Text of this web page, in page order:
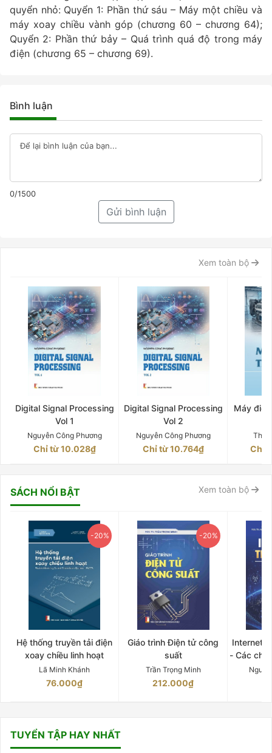
quyển nhỏ: Quyển 1: Phần thứ sáu – Máy một chiều và
máy xoay chiều vành góp (chương 60 – chương 64);
Quyển 2: Phần thứ bảy – Quá trình quá độ trong máy
điện (chương 65 – chương 69).
Bình luận
0/1500
Gửi bình luận
Xem toàn bộ
Digital Signal Processing
Vol 1
Nguyễn Công Phương
Chỉ từ 10.028₫
Digital Signal Processing
Vol 2
Nguyễn Công Phương
Chỉ từ 10.764₫
Máy
Chỉ
SÁCH NỔI BẬT Xem toàn bộ
-20%
Hệ thống truyền tải điện
xoay chiều linh hoạt
Lã Minh Khánh
76.000₫
-20%
Giáo trình Điện tử công
suất
Trần Trọng Minh
212.000₫
Internet
- Các
TUYỂN TẬP HAY NHẤT